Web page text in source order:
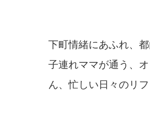
下町情緒にあふれ、
子連れママが通う、
ん、忙しい日々のリ